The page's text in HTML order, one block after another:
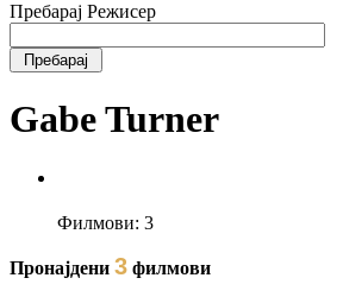
Пребарај Режисер
Gabe Turner
Филмови: 3
Пронајдени 3 филмови